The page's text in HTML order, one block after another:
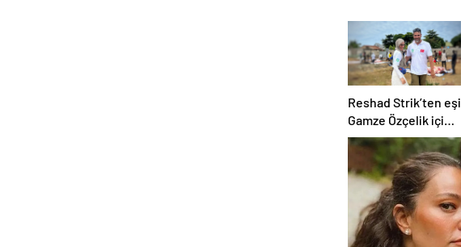
Reshad Strik’ten eşi
Gamze Özçelik için
aşk dolu sözler!
“Benim cennetim…”